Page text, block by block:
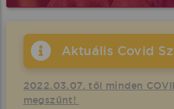
Aktuális Covid
2022.03.07. től minden
megszűnt!